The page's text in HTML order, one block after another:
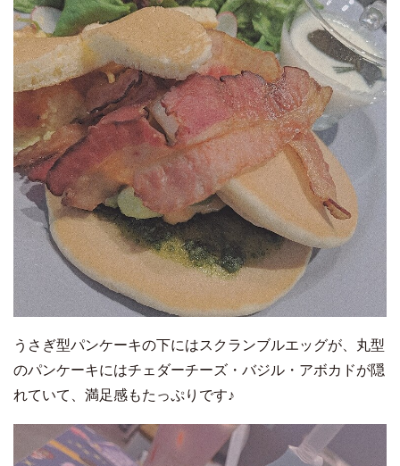
うさぎ型パンケーキの下にはスクランブルエッグが、丸型
のパンケーキにはチェダーチーズ・バジル・アボカドが隠
れていて、満足感もたっぷりです♪